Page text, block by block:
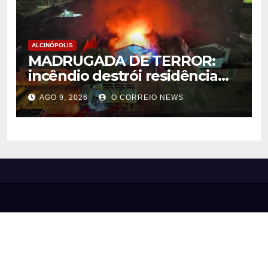
ALCINÓPOLIS
MADRUGADA DE TERROR:
incêndio destrói residência
em Alcinópolis
AGO 9, 2026 O CORREIO NEWS